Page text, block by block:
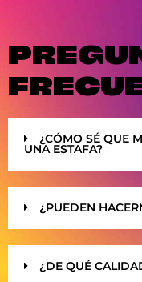
¿CÓMO SÉ QUE
UNA ESTAFA?
¿PUEDEN
¿DE QUÉ